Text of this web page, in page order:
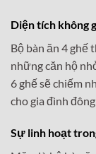
Diện tích không
Bộ bàn ăn 4
những căn hộ
6 ghế sẽ chiếm
cho gia đình
Sự linh hoạt